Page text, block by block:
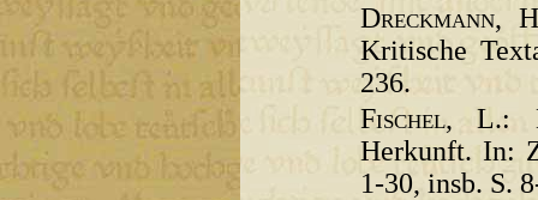
Dreckmann,
Kritische
236.
Fischel, L.:
Herkunft. In:
1-30, insb. S.